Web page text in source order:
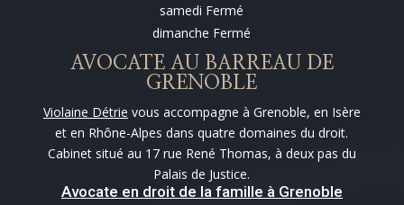
samedi Fermé
dimanche Fermé
AVOCATE AU BARREAU DE
GRENOBLE
Violaine Détrie vous accompagne à Grenoble, en Isère
et en Rhône-Alpes dans quatre domaines du droit.
Cabinet situé au 17 rue René Thomas, à deux pas du
Palais de Justice.
Avocate en droit de la famille à Grenoble